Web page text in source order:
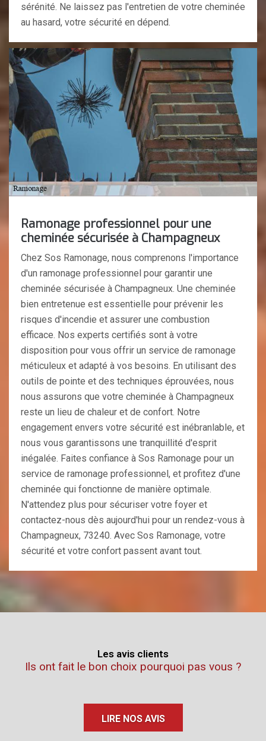
sérénité. Ne laissez pas l'entretien de votre cheminée
au hasard, votre sécurité en dépend.
Ramonage professionnel pour une
cheminée sécurisée à Champagneux
Chez Sos Ramonage, nous comprenons l'importance
d'un ramonage professionnel pour garantir une
cheminée sécurisée à Champagneux. Une cheminée
bien entretenue est essentielle pour prévenir les
risques d'incendie et assurer une combustion
efficace. Nos experts certifiés sont à votre
disposition pour vous offrir un service de ramonage
méticuleux et adapté à vos besoins. En utilisant des
outils de pointe et des techniques éprouvées, nous
nous assurons que votre cheminée à Champagneux
reste un lieu de chaleur et de confort. Notre
engagement envers votre sécurité est inébranlable, et
nous vous garantissons une tranquillité d'esprit
inégalée. Faites confiance à Sos Ramonage pour un
service de ramonage professionnel, et profitez d'une
cheminée qui fonctionne de manière optimale.
N'attendez plus pour sécuriser votre foyer et
contactez-nous dès aujourd'hui pour un rendez-vous à
Champagneux, 73240. Avec Sos Ramonage, votre
sécurité et votre confort passent avant tout.
Les avis clients
Ils ont fait le bon choix pourquoi pas vous ?
LIRE NOS AVIS